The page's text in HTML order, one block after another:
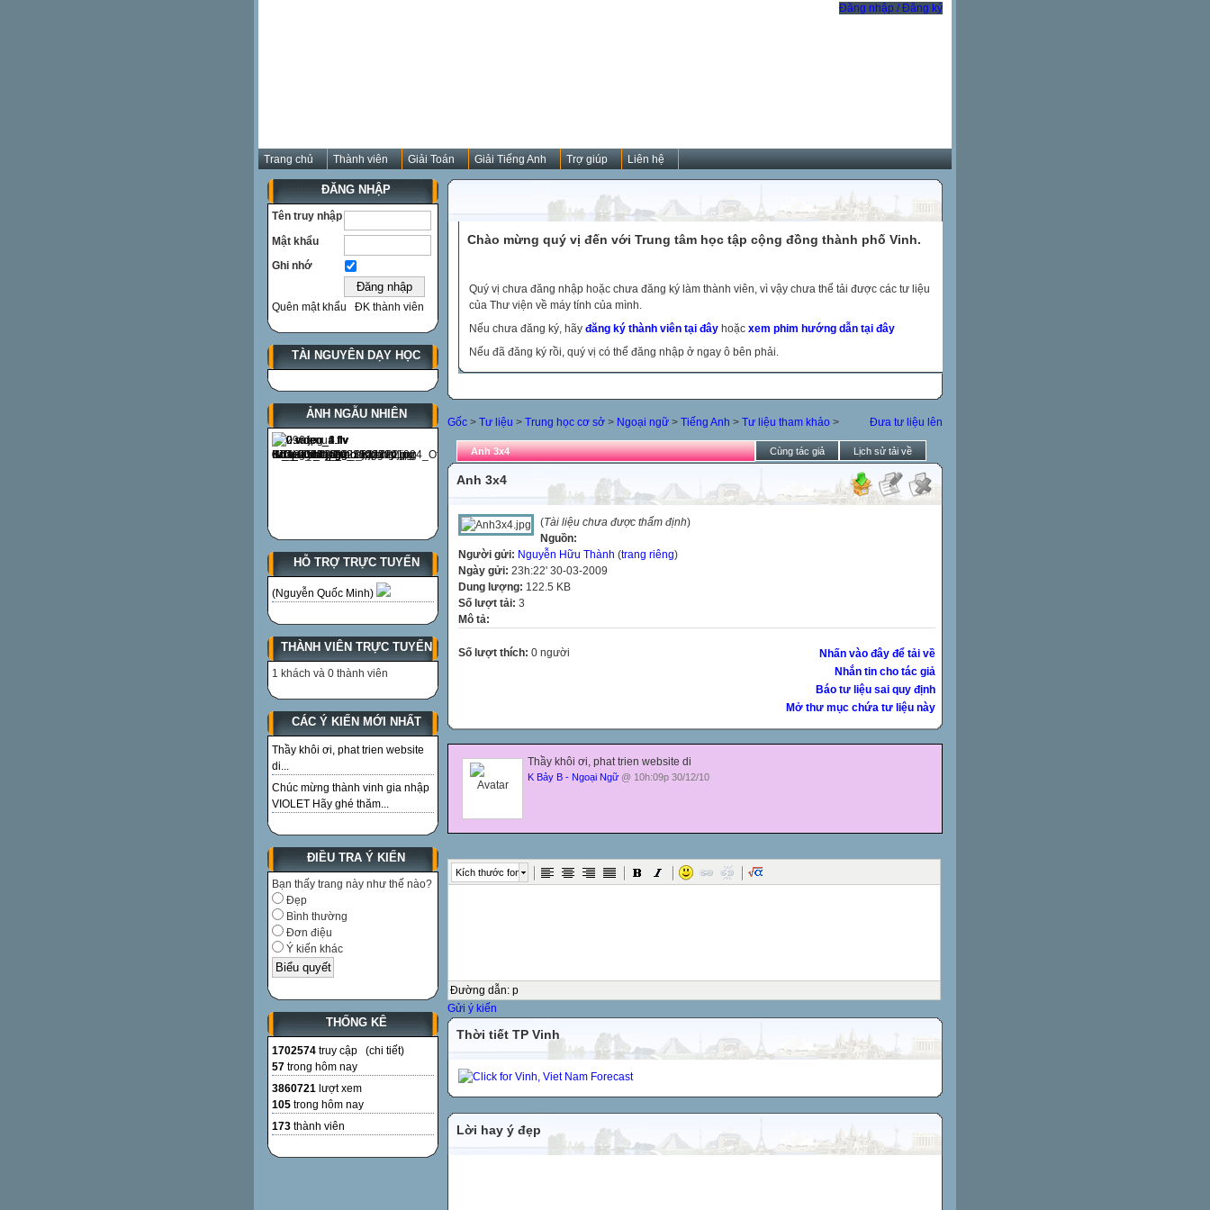
Đăng nhập / Đăng ký
Trang chủ Thành viên Giải Toán Giải Tiếng Anh Trợ giúp Liên hệ
ĐĂNG NHẬP
Tên truy nhập
Mật khẩu
Ghi nhớ
Quên mật khẩu ĐK thành viên
TÀI NGUYÊN DẠY HỌC
ẢNH NGẪU NHIÊN
HỖ TRỢ TRỰC TUYẾN
(Nguyễn Quốc Minh)
THÀNH VIÊN TRỰC TUYẾN
1 khách và 0 thành viên
CÁC Ý KIẾN MỚI NHẤT
Thầy khôi ơi, phat trien website
di...
Chúc mừng thành vinh gia nhập
VIOLET Hãy ghé thăm...
ĐIỀU TRA Ý KIẾN
Bạn thấy trang này như thế nào?
Đẹp
Bình thường
Đơn điệu
Ý kiến khác
THỐNG KÊ
1702574 truy cập (chi tiết)
57 trong hôm nay
3860721 lượt xem
105 trong hôm nay
173 thành viên
Chào mừng quý vị đến với Trung tâm học tập cộng đồng thành phố Vinh.
Quý vị chưa đăng nhập hoặc chưa đăng ký làm thành viên, vì vậy chưa thể tải được các tư liệu
của Thư viện về máy tính của mình.
Nếu chưa đăng ký, hãy đăng ký thành viên tại đây hoặc xem phim hướng dẫn tại đây
Nếu đã đăng ký rồi, quý vị có thể đăng nhập ở ngay ô bên phải.
Đưa tư liệu lên
Gốc > Tư liệu > Trung học cơ sở > Ngoại ngữ > Tiếng Anh > Tư liệu tham khảo >
Anh 3x4 Cùng tác giả Lịch sử tải về
Anh 3x4
(Tài liệu chưa được thẩm định)
Nguồn:
Người gửi: Nguyễn Hữu Thành (trang riêng)
Ngày gửi: 23h:22' 30-03-2009
Dung lượng: 122.5 KB
Số lượt tải: 3
Mô tả:
Nhấn vào đây để tải về
Nhắn tin cho tác giả
Báo tư liệu sai quy định
Mở thư mục chứa tư liệu này
Số lượt thích: 0 người
Thầy khôi ơi, phat trien website di
K Bảy B - Ngoại Ngữ @ 10h:09p 30/12/10
Kích thước font
Đường dẫn: p
Gửi ý kiến
Thời tiết TP Vinh
Lời hay ý đẹp